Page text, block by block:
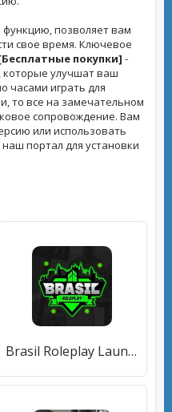
позволяет вам
свое время. Ключевое
покупки] -
улучшат ваш
часами играть для
то все на замечательном
сопровождение. Вам
или использовать
портал для установки
Brasil Roleplay Launcher [Много монет]